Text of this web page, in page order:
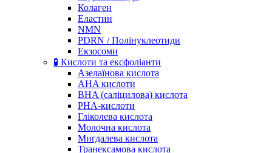
Колаген
Еластин
NMN
PDRN / Полінуклеотиди
Екзосоми
🧪 Кислоти та ексфоліанти
Азелаїнова кислота
AHA кислоти
BHA (саліцилова) кислота
PHA-кислоти
Гліколева кислота
Молочна кислота
Мигдалева кислота
Транексамова кислота